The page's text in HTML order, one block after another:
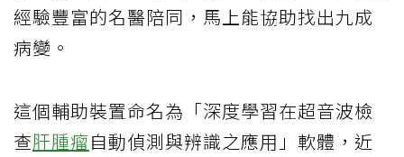
經驗豐富的名醫陪同，馬上能協助找出九成
病變。
這個輔助裝置命名為「深度學習在超音波檢
查肝腫瘤自動偵測與辨識之應用」軟體，近